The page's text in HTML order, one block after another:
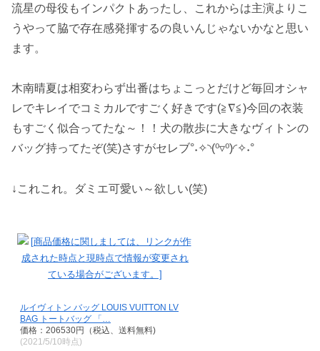
流星の母役もインパクトあったし、これからは主演よりこ
うやって脇で存在感発揮するの良いんじゃないかなと思い
ます。
木南晴夏は相変わらず出番はちょこっとだけど毎回オシャ
レでキレイでコミカルですごく好きです(≧∇≦)今回の衣装
もすごく似合ってたな～！！犬の散歩に大きなヴィトンの
バッグ持ってたぞ(笑)さすがセレブ°˖✧◝(⁰▿⁰)◜✧˖°
↓これこれ。ダミエ可愛い～欲しい(笑)
ルイヴィトン バッグ LOUIS VUITTON LV
BAG トートバッグ 「…
価格：206530円（税込、送料無料)
(2021/5/10時点)